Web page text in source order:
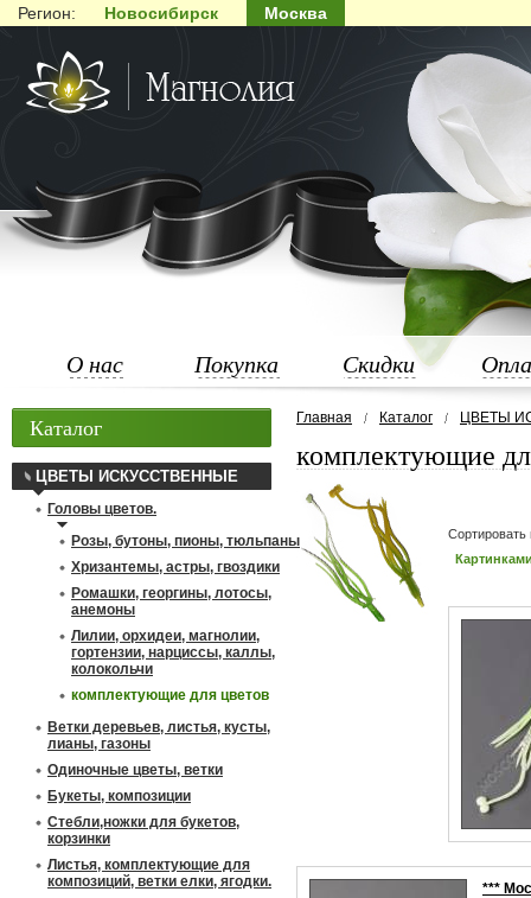
Регион: Новосибирск Москва
О нас Покупка Скидки
Главная Каталог ЦВЕТЫ
комплектующие
Сортировать
***
Каталог
ЦВЕТЫ ИСКУССТВЕННЫЕ
Головы цветов.
Розы, бутоны, пионы, тюльпаны
Хризантемы, астры, гвоздики
Ромашки, георгины, лотосы,
анемоны
Лилии, орхидеи, магнолии,
гортензии, нарциссы, каллы,
колокольчи
комплектующие для цветов
Ветки деревьев, листья, кусты,
лианы, газоны
Одиночные цветы, ветки
Букеты, композиции
Стебли,ножки для букетов,
корзинки
Листья, комплектующие для
композиций, ветки елки, ягодки.